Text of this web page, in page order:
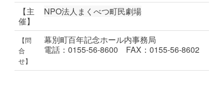
【主
催】
NPO法人まくべつ町民劇場
【問
合
せ】
幕別町百年記念ホール内事務局
電話：0155-56-8600 FAX：0155-56-8602